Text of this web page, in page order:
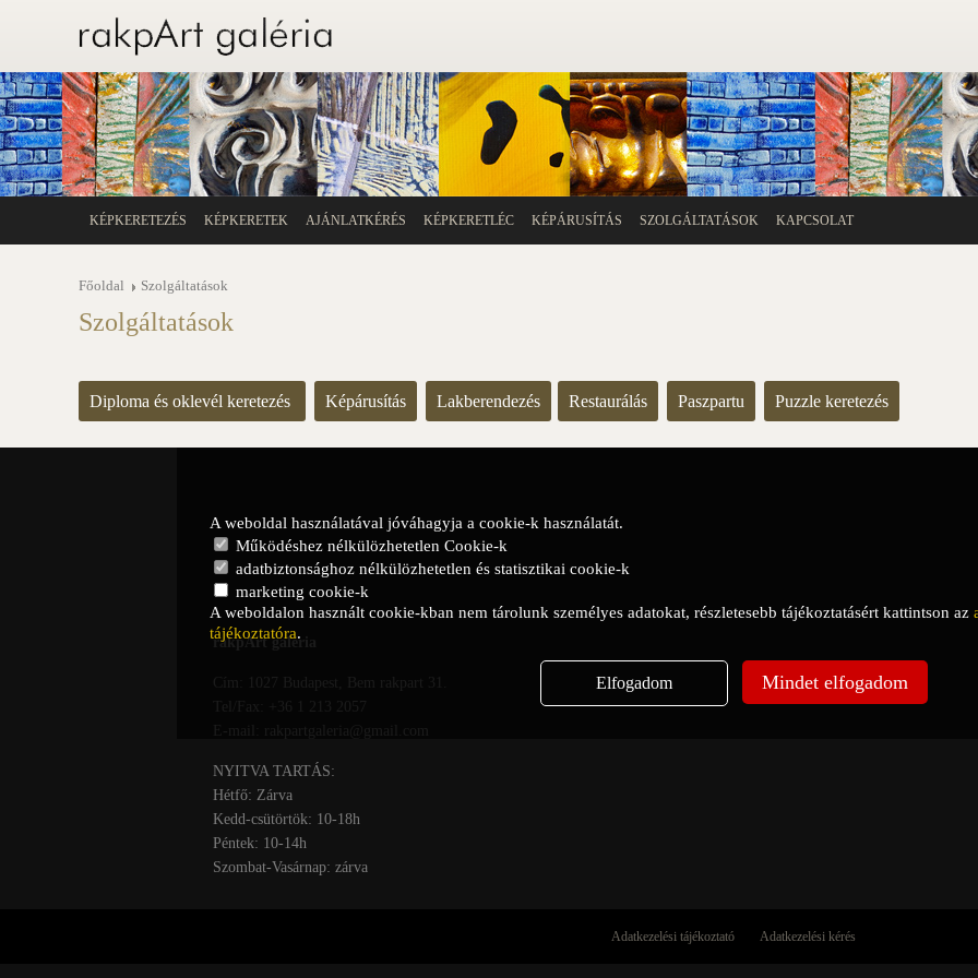
KÉPKERETEZÉS KÉPKERETEK AJÁNLATKÉRÉS KÉPKERETLÉC KÉPÁRUSÍTÁS SZOLGÁLTATÁSOK KAPCSOLAT
Főoldal Szolgáltatások
Szolgáltatások
Diploma és oklevél keretezés Képárusítás Lakberendezés Restaurálás Paszpartu Puzzle keretezés
rakpArt galéria
NYITVA TARTÁS:
Hétfő: Zárva
Kedd-csütörtök: 10-18h
Péntek: 10-14h
Szombat-Vasárnap: zárva
Adatkezelési tájékoztató Adatkezelési kérés
A weboldal használatával jóváhagyja a cookie-k használatát.
Működéshez nélkülözhetetlen Cookie-k
adatbiztonsághoz nélkülözhetetlen és statisztikai cookie-k
marketing cookie-k
A weboldalon használt cookie-kban nem tárolunk személyes adatokat, részletesebb tájékoztatásért kattintson az
tájékoztatóra.
Elfogadom Mindet elfogadom